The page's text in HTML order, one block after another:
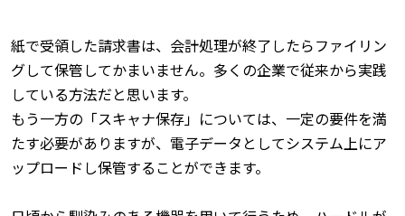
紙で受領した請求書は、会計処理が終了したらファイリン
グして保管してかまいません。多くの企業で従来から実践
している方法だと思います。
もう一方の「スキャナ保存」については、一定の要件を満
たす必要がありますが、電子データとしてシステム上にア
ップロードし保管することができます。